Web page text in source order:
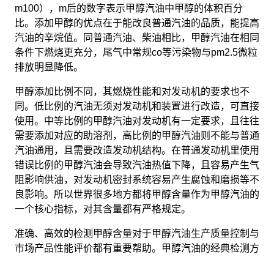
m100），m后的数字表示甲醇汽油中甲醇的体积百分
比。添加甲醇的优点在于能改良普通汽油的品质，能提高
汽油的辛烷值。同普通汽油、柴油相比，甲醇汽油在相同
条件下燃烧更充分，尾气中常规co等污染物与pm2.5微粒
排放明显降低。
甲醇添加比例不同，其燃烧性能和对发动机的要求也不
同。低比例的汽油无须对发动机和装置进行改造，可直接
使用。中等比例的甲醇汽油对发动机有一定要求，且往往
需要添加对应的助溶剂，高比例的甲醇汽油则不能与普通
汽油通用，且需要改造发动机结构。在普通发动机里使用
错误比例的甲醇汽油会导致汽油热值下降，且容易产生气
阻影响供油，对发动机密封系统容易产生腐蚀和磨损等不
良影响。所以世界很多地方都将甲醇含量作为甲醇汽油的
一个核心指标，对其含量都有严格规定。
准确、高效的检测甲醇含量对于甲醇汽油生产质量控制与
市场产品性能评价都有重要帮助。甲醇汽油的经典检测方